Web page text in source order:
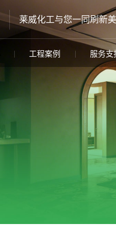
莱威化工与您一同刷新
工程案例 服务支